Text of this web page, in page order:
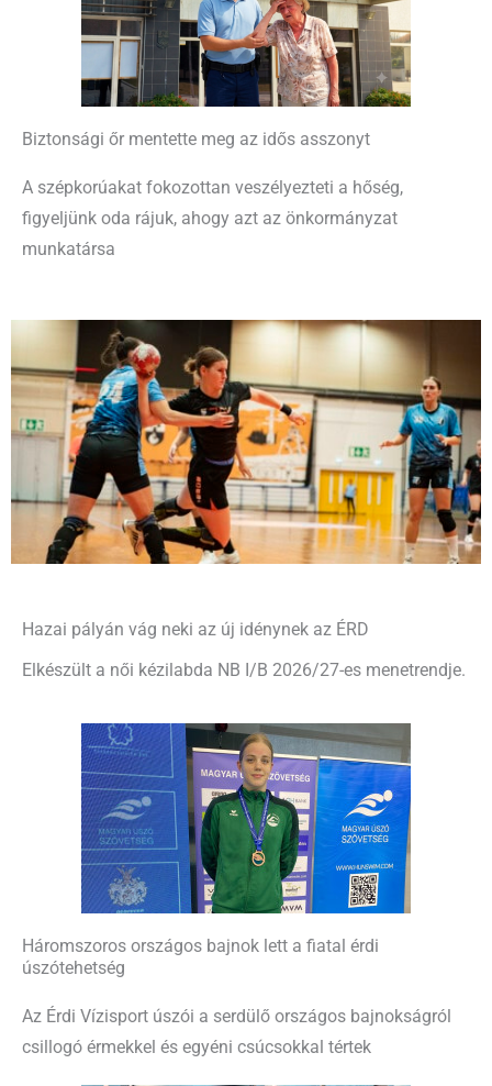
Biztonsági őr mentette meg az idős asszonyt
A szépkorúakat fokozottan veszélyezteti a hőség,
figyeljünk oda rájuk, ahogy azt az önkormányzat
munkatársa
Hazai pályán vág neki az új idénynek az ÉRD
Elkészült a női kézilabda NB I/B 2026/27-es menetrendje.
Háromszoros országos bajnok lett a fiatal érdi
úszótehetség
Az Érdi Vízisport úszói a serdülő országos bajnokságról
csillogó érmekkel és egyéni csúcsokkal tértek